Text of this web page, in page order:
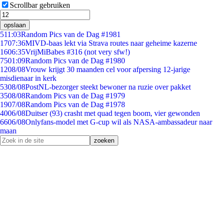
Scrollbar gebruiken
opslaan
511:03Random Pics van de Dag #1981
1707:36MIVD-baas lekt via Strava routes naar geheime kazerne
1606:35VrijMiBabes #316 (not very sfw!)
7501:09Random Pics van de Dag #1980
1208/08Vrouw krijgt 30 maanden cel voor afpersing 12-jarige
misdienaar in kerk
5308/08PostNL-bezorger steekt bewoner na ruzie over pakket
3508/08Random Pics van de Dag #1979
1907/08Random Pics van de Dag #1978
4006/08Duitser (93) crasht met quad tegen boom, vier gewonden
6606/08Onlyfans-model met G-cup wil als NASA-ambassadeur naar
maan